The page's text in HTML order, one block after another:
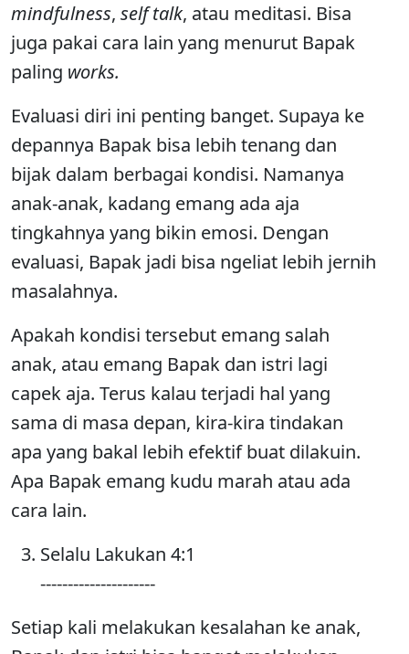
mindfulness, self talk, atau meditasi. Bisa
juga pakai cara lain yang menurut Bapak
paling works.
Evaluasi diri ini penting banget. Supaya ke
depannya Bapak bisa lebih tenang dan
bijak dalam berbagai kondisi. Namanya
anak-anak, kadang emang ada aja
tingkahnya yang bikin emosi. Dengan
evaluasi, Bapak jadi bisa ngeliat lebih jernih
masalahnya.
Apakah kondisi tersebut emang salah
anak, atau emang Bapak dan istri lagi
capek aja. Terus kalau terjadi hal yang
sama di masa depan, kira-kira tindakan
apa yang bakal lebih efektif buat dilakuin.
Apa Bapak emang kudu marah atau ada
cara lain.
Selalu Lakukan 4:1
---------------------
Setiap kali melakukan kesalahan ke anak,